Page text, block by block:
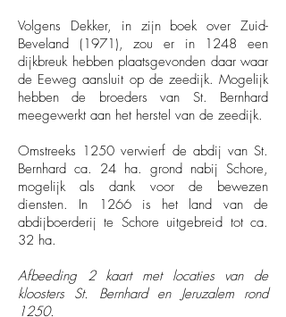
Volgens Dekker, in zijn boek over Zuid-
Beveland (1971), zou er in 1248 een
dijkbreuk hebben plaatsgevonden daar waar
de Eeweg aansluit op de zeedijk. Mogelijk
hebben de broeders van St. Bernhard
meegewerkt aan het herstel van de zeedijk.
Omstreeks 1250 verwierf de abdij van St.
Bernhard ca. 24 ha. grond nabij Schore,
mogelijk als dank voor de bewezen
diensten. In 1266 is het land van de
abdijboerderij te Schore uitgebreid tot ca.
32 ha.
Afbeeding 2 kaart met locaties van de
kloosters St. Bernhard en Jeruzalem rond
1250.